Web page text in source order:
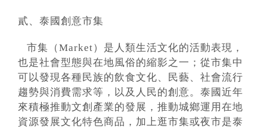
貳、泰國創意市集
市集（Market）是人類生活文化的活動表現，
也是社會型態與在地風俗的縮影之一；從市集中
可以發現各種民族的飲食文化、民藝、社會流行
趨勢與消費需求等，以及人民的創意。泰國近年
來積極推動文創產業的發展，推動城鄉運用在地
資源發展文化特色商品，加上逛市集或夜市是泰